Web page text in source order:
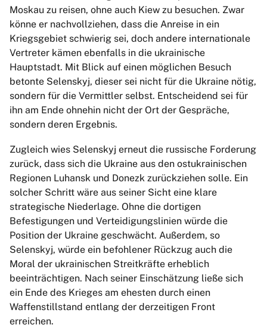
Moskau zu reisen, ohne auch Kiew zu besuchen. Zwar
könne er nachvollziehen, dass die Anreise in ein
Kriegsgebiet schwierig sei, doch andere internationale
Vertreter kämen ebenfalls in die ukrainische
Hauptstadt. Mit Blick auf einen möglichen Besuch
betonte Selenskyj, dieser sei nicht für die Ukraine nötig,
sondern für die Vermittler selbst. Entscheidend sei für
ihn am Ende ohnehin nicht der Ort der Gespräche,
sondern deren Ergebnis.
Zugleich wies Selenskyj erneut die russische Forderung
zurück, dass sich die Ukraine aus den ostukrainischen
Regionen Luhansk und Donezk zurückziehen solle. Ein
solcher Schritt wäre aus seiner Sicht eine klare
strategische Niederlage. Ohne die dortigen
Befestigungen und Verteidigungslinien würde die
Position der Ukraine geschwächt. Außerdem, so
Selenskyj, würde ein befohlener Rückzug auch die
Moral der ukrainischen Streitkräfte erheblich
beeinträchtigen. Nach seiner Einschätzung ließe sich
ein Ende des Krieges am ehesten durch einen
Waffenstillstand entlang der derzeitigen Front
erreichen.